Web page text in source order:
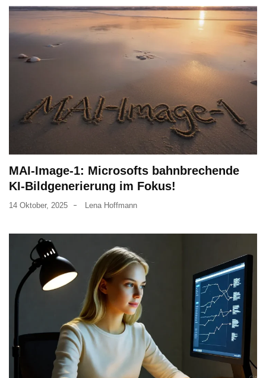
MAI-Image-1: Microsofts bahnbrechende
KI-Bildgenerierung im Fokus!
14 Oktober, 2025 Lena Hoffmann